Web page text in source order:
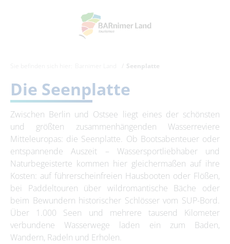
Seenplatte
Die Seenplatte
Zwischen Berlin und Ostsee liegt eines der schönsten
und größten zusammenhängenden Wasserreviere
Mitteleuropas: die Seenplatte. Ob Bootsabenteuer oder
entspannende Auszeit – Wassersportliebhaber und
Naturbegeisterte kommen hier gleichermaßen auf ihre
Kosten: auf führerscheinfreien Hausbooten oder Flößen,
bei Paddeltouren über wildromantische Bäche oder
beim Bewundern historischer Schlösser vom SUP-Bord.
Über 1.000 Seen und mehrere tausend Kilometer
verbundene Wasserwege laden ein zum Baden,
Wandern, Radeln und Erholen.